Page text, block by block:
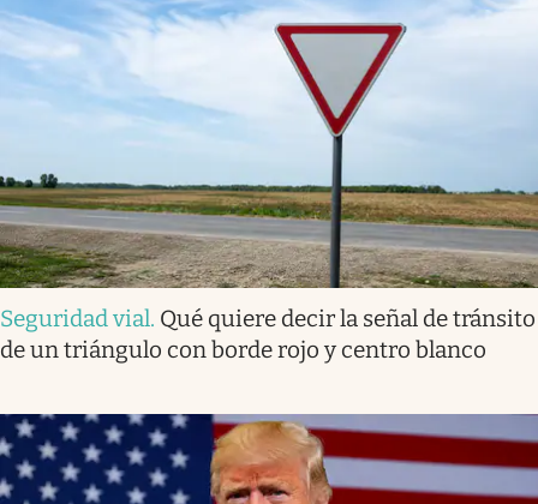
Seguridad vial. Qué quiere decir la señal de tránsito
de un triángulo con borde rojo y centro blanco